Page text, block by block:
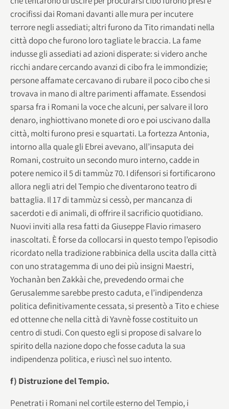
crocifissi dai Romani davanti alle mura per incutere
terrore negli assediati; altri furono da Tito rimandati nella
città dopo che furono loro tagliate le braccia. La fame
indusse gli assediati ad azioni disperate: si videro anche
ricchi andare cercando avanzi di cibo fra le immondizie;
persone affamate cercavano di rubare il poco cibo che si
trovava in mano di altre parimenti affamate. Essendosi
sparsa fra i Romani la voce che alcuni, per salvare il loro
denaro, inghiottivano monete di oro e poi uscivano dalla
città, molti furono presi e squartati. La fortezza Antonia,
intorno alla quale gli Ebrei avevano, all’insaputa dei
Romani, costruito un secondo muro interno, cadde in
potere nemico il 5 di tammùz 70. I difensori si fortificarono
allora negli atri del Tempio che diventarono teatro di
battaglia. Il 17 di tammùz si cessò, per mancanza di
sacerdoti e di animali, di offrire il sacrificio quotidiano.
Nuovi inviti alla resa fatti da Giuseppe Flavio rimasero
inascoltati. È forse da collocarsi in questo tempo l’episodio
ricordato nella tradizione rabbinica della uscita dalla città
con uno stratagemma di uno dei più insigni Maestri,
Yochanàn ben Zakkài che, prevedendo ormai che
Gerusalemme sarebbe presto caduta, e l’indipendenza
politica definitivamente cessata, si presentò a Tito e chiese
ed ottenne che nella città di Yavnè fosse costituito un
centro di studi. Con questo egli si propose di salvare lo
spirito della nazione dopo che fosse caduta la sua
indipendenza politica, e riuscì nel suo intento.
f) Distruzione del Tempio.
Penetrati i Romani nel cortile esterno del Tempio, i